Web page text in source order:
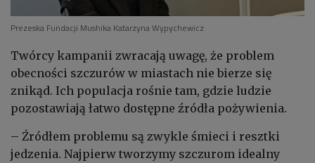
Prezeska Fundacji Mushika Katarzyna Wypychewicz
Twórcy kampanii zwracają uwagę, że problem
obecności szczurów w miastach nie bierze się
znikąd. Ich populacja rośnie tam, gdzie ludzie
pozostawiają łatwo dostępne źródła pożywienia.
– Źródłem problemu są zwykle śmieci i resztki
jedzenia. Najpierw tworzymy szczurom idealny